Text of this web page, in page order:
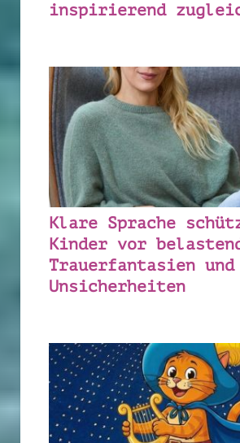
inspirierend
Klare Sprache
Kinder vor
Trauerfantasien und
Unsicherheiten